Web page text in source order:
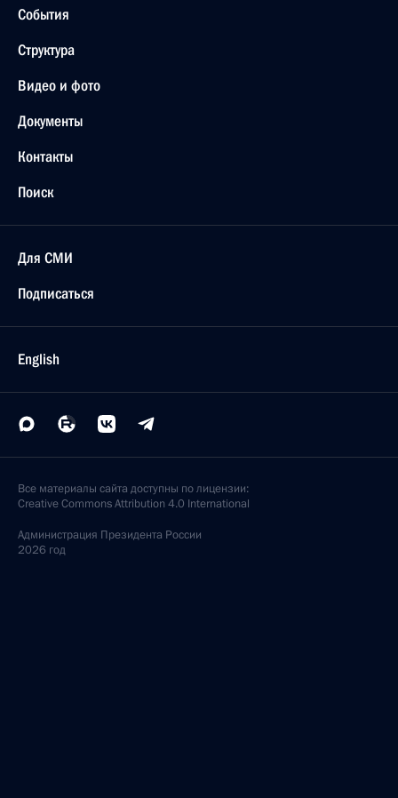
События
Структура
Видео и фото
Документы
Контакты
Поиск
Для СМИ
Подписаться
English
Все материалы сайта доступны по лицензии:
Creative Commons Attribution 4.0 International
Администрация Президента России
2026 год